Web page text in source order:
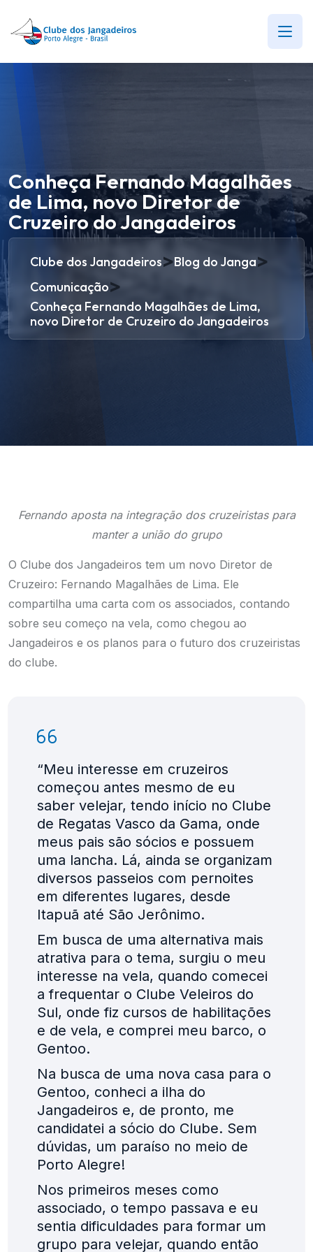
Conheça Fernando Magalhães
de Lima, novo Diretor de
Cruzeiro do Jangadeiros
Clube dos Jangadeiros>Blog do Janga>
Comunicação>
Conheça Fernando Magalhães de Lima,
novo Diretor de Cruzeiro do Jangadeiros
Fernando aposta na integração dos cruzeiristas para
manter a união do grupo
O Clube dos Jangadeiros tem um novo Diretor de
Cruzeiro: Fernando Magalhães de Lima. Ele
compartilha uma carta com os associados, contando
sobre seu começo na vela, como chegou ao
Jangadeiros e os planos para o futuro dos cruzeiristas
do clube.
“Meu interesse em cruzeiros
começou antes mesmo de eu
saber velejar, tendo início no Clube
de Regatas Vasco da Gama, onde
meus pais são sócios e possuem
uma lancha. Lá, ainda se organizam
diversos passeios com pernoites
em diferentes lugares, desde
Itapuã até São Jerônimo.
Em busca de uma alternativa mais
atrativa para o tema, surgiu o meu
interesse na vela, quando comecei
a frequentar o Clube Veleiros do
Sul, onde fiz cursos de habilitações
e de vela, e comprei meu barco, o
Gentoo.
Na busca de uma nova casa para o
Gentoo, conheci a ilha do
Jangadeiros e, de pronto, me
candidatei a sócio do Clube. Sem
dúvidas, um paraíso no meio de
Porto Alegre!
Nos primeiros meses como
associado, o tempo passava e eu
sentia dificuldades para formar um
grupo para velejar, quando então